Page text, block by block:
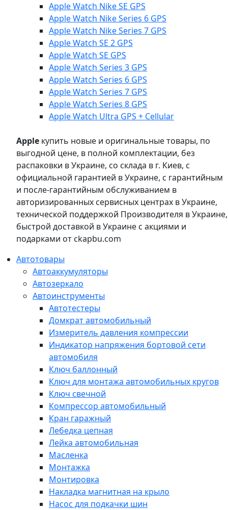
Apple Watch Nike SE GPS
Apple Watch Nike Series 6 GPS
Apple Watch Nike Series 7 GPS
Apple Watch SE 2 GPS
Apple Watch SE GPS
Apple Watch Series 3 GPS
Apple Watch Series 6 GPS
Apple Watch Series 7 GPS
Apple Watch Series 8 GPS
Apple Watch Ultra GPS + Cellular
Apple купить новые и оригинальные товары, по
выгодной цене, в полной комплектации, без
распаковки в Украине, со склада в г. Киев, с
официальной гарантией в Украине, с гарантийным
и после-гарантийным обслуживанием в
авторизированных сервисных центрах в Украине,
технической поддержкой Производителя в Украине,
быстрой доставкой в Украине с акциями и
подарками от ckapbu.com
Автотовары
Автоаккумуляторы
Автозеркало
Автоинструменты
Автотестеры
Домкрат автомобильный
Измеритель давления компрессии
Индикатор напряжения бортовой сети
автомобиля
Ключ баллонный
Ключ для монтажа автомобильных кругов
Ключ свечной
Компрессор автомобильный
Кран гаражный
Лебедка цепная
Лейка автомобильная
Масленка
Монтажка
Монтировка
Накладка магнитная на крыло
Насос для подкачки шин